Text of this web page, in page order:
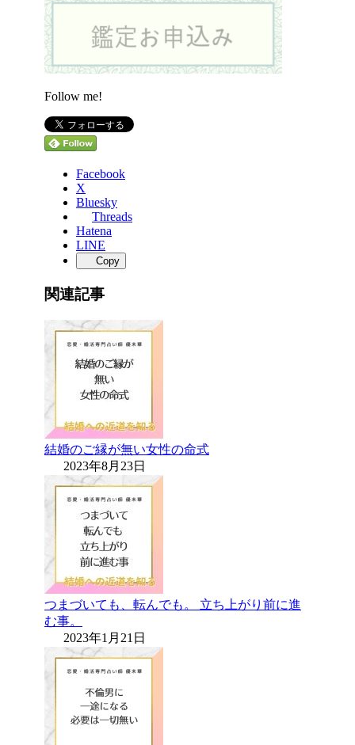
Follow me!
Facebook
X
Bluesky
Threads
Hatena
LINE
Copy
関連記事
結婚のご縁が無い女性の命式
2023年8月23日
つまづいても、転んでも。 立ち上がり前に進
む事。
2023年1月21日